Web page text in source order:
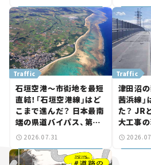
路計画】
Traffic
石垣空港～市街地を最短
直結！「石垣空港線」はど
こまで進んだ？ 日本最南
端の県道バイパス、第2
工区も延伸開通 【いま気
2026.07.31
Traffic
津田沼の
茜浜線
た？ JR
大工事
「習志野